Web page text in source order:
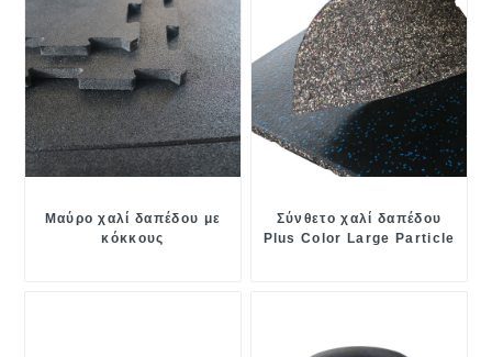
Μαύρο χαλί δαπέδου με
κόκκους
Σύνθετο χαλί δαπέδου
Plus Color Large Particle